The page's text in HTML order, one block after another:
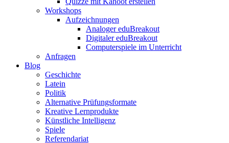
Workshops
Aufzeichnungen
Analoger eduBreakout
Digitaler eduBreakout
Computerspiele im Unterricht
Anfragen
Blog
Geschichte
Latein
Politik
Alternative Prüfungsformate
Kreative Lernprodukte
Künstliche Intelligenz
Spiele
Referendariat